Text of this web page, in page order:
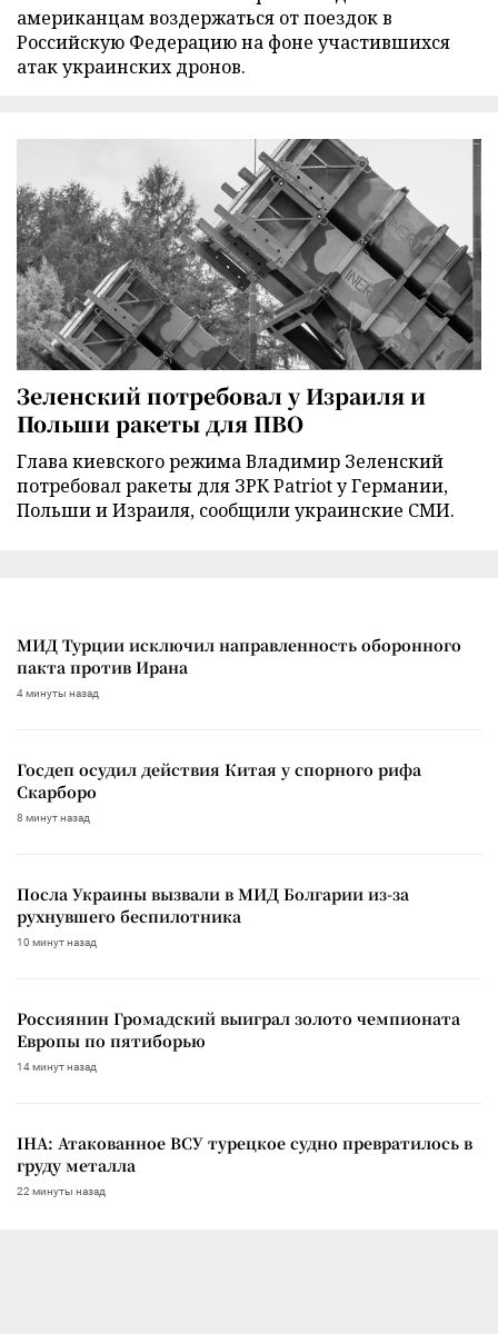
американцам воздержаться от поездок в
Российскую Федерацию на фоне участившихся
атак украинских дронов.
Зеленский потребовал у Израиля и
Польши ракеты для ПВО
Глава киевского режима Владимир Зеленский
потребовал ракеты для ЗРК Patriot у Германии,
Польши и Израиля, сообщили украинские СМИ.
МИД Турции исключил направленность оборонного
пакта против Ирана
4 минуты назад
Госдеп осудил действия Китая у спорного рифа
Скарборо
8 минут назад
Посла Украины вызвали в МИД Болгарии из-за
рухнувшего беспилотника
10 минут назад
Россиянин Громадский выиграл золото чемпионата
Европы по пятиборью
14 минут назад
IHA: Атакованное ВСУ турецкое судно превратилось в
груду металла
22 минуты назад